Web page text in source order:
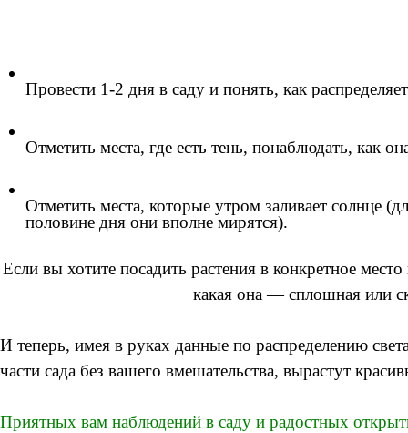
Провести 1-2 дня в саду и понять, как
Отметить места, где есть тень, понаблюдать, как
Отметить места, которые утром заливает солнце
половине дня они вполне мирятся).
Если вы хотите посадить растения в конкретное
какая она — сплошная или
И теперь, имея в руках данные по распределению
части сада без вашего вмешательства, вырастут
Приятных вам наблюдений в саду и радостных